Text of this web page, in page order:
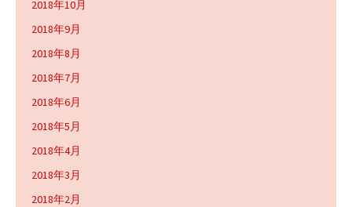
2018年10月
2018年9月
2018年8月
2018年7月
2018年6月
2018年5月
2018年4月
2018年3月
2018年2月